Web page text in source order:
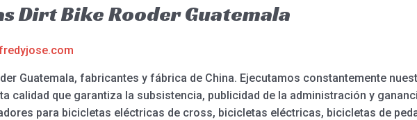
Dirt Bike Rooder Guatemala
Guatemala, fabricantes y fábrica de China. Ejecutamos constantemente
calidad que garantiza la subsistencia, publicidad de la administración y
para bicicletas eléctricas de cross, bicicletas eléctricas, bicicletas de